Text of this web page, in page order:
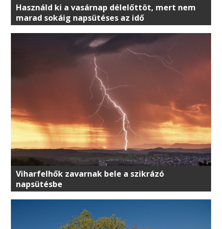
Használd ki a vasárnap délelőttöt, mert nem
marad sokáig napsütéses az idő
Viharfelhők zavarnak bele a szikrázó
napsütésbe